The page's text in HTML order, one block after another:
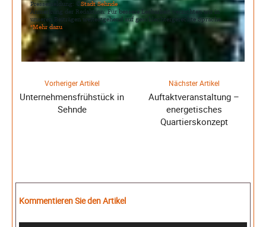
Pressemeldung: © Stadt Sehnde
Anmerkung der Redaktion: Für bessere Lesbarkeit verzichten wir in
unseren Beiträgen weitestgehend auf geschlechtergerechte Sprache.
*Mehr dazu
Vorheriger Artikel
Unternehmensfrühstück in
Sehnde
Nächster Artikel
Auftaktveranstaltung –
energetisches
Quartierskonzept
Kommentieren Sie den Artikel